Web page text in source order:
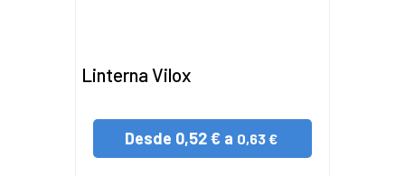
Linterna Vilox
Desde 0,52 € a 0,63 €